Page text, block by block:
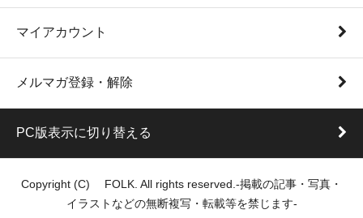
マイアカウント
メルマガ登録・解除
PC版表示に切り替える
Copyright (C) FOLK. All rights reserved.-掲載の記事・写真・
イラストなどの無断複写・転載等を禁じます-